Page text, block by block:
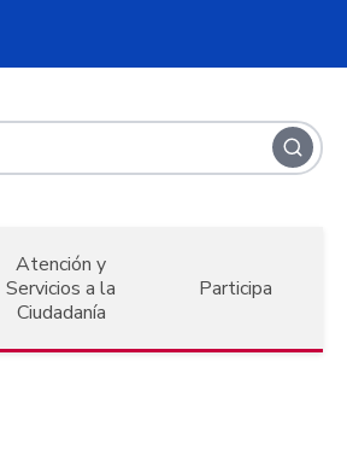
Atención y
Servicios a la
Ciudadanía
Participa